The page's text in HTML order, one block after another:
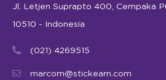
Jl. Letjen Suprapto 400, Cempaka
10510 - Indonesia
(021) 4269515
marcom@stickearn.com